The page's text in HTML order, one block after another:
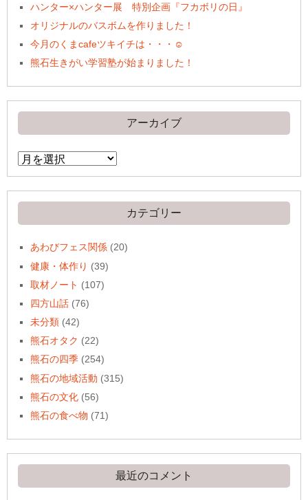
ハンター×ハンター展 特別企画『フカボリの日』
オリジナルのバスボムを作りました！
今月のくまcafeツキイチは・・・☺
熊石生きがい学習塾が始まりました！
アーカイブ
ア
ー
イ
ブ
カテゴリー
あわびフェス関係 (20)
健康・体作り (39)
取材ノート (107)
四方山話 (76)
未分類 (42)
熊石オタク (22)
熊石の四季 (254)
熊石の地域活動 (315)
熊石の文化 (56)
熊石の食べ物 (71)
最近のコメント